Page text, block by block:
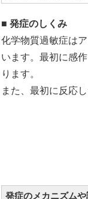
■ 発症のしくみ
化学物質過敏症は
います。最初に感
ります。
また、最初に反応
発症のメカニズム